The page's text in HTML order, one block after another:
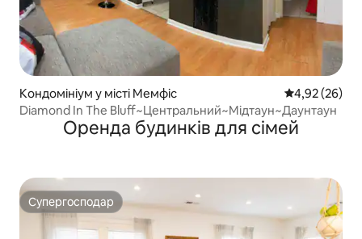
Кондомініум у місті Мемфіс Середня
4,92 (26)
Diamond In The Bluff~Центральний~Мідтаун~Даунтаун
Оренда будинків для сімей
Супергосподар
Супергосподар